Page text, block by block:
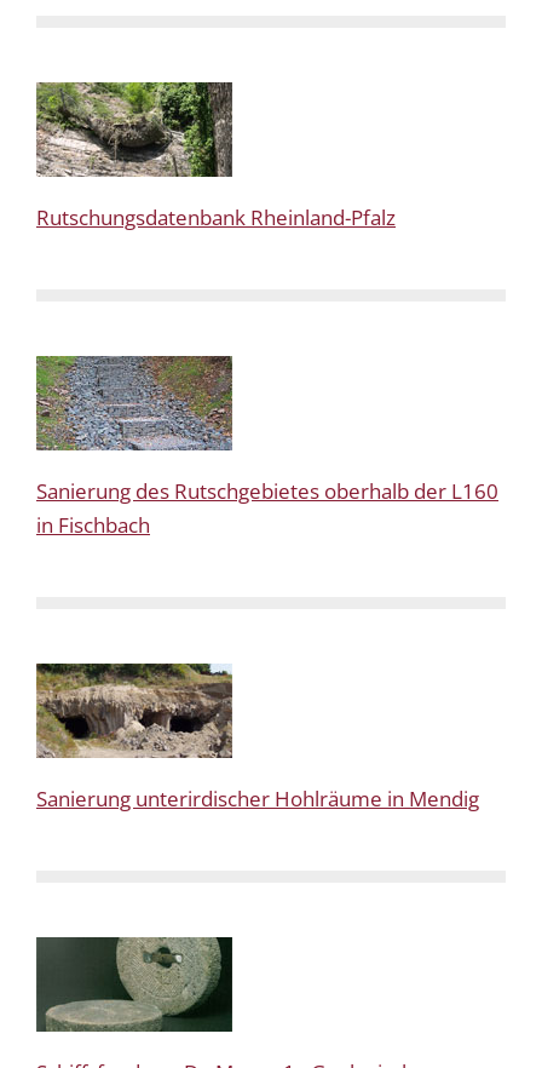
Rutschungsdatenbank Rheinland-Pfalz
Sanierung des Rutschgebietes oberhalb der L160
in Fischbach
Sanierung unterirdischer Hohlräume in Mendig